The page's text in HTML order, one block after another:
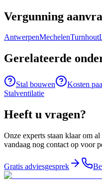
Vergunning
AntwerpenMechelenTurnhout
Gerelateerde
Stal bouwen Kosten
Stalventilatie
Heeft u vragen?
Onze experts staan klaar om
vandaag nog contact op voor
Gratis adviesgesprek